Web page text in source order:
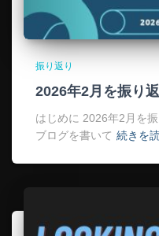
振り返り
2026年2月を振り
はじめに 2026年2月を
ブログを書いて 続きを